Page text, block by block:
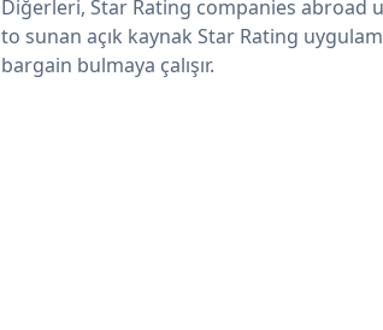
Diğerleri, Star Rating companies abroad
to sunan açık kaynak Star Rating
bargain bulmaya çalışır.